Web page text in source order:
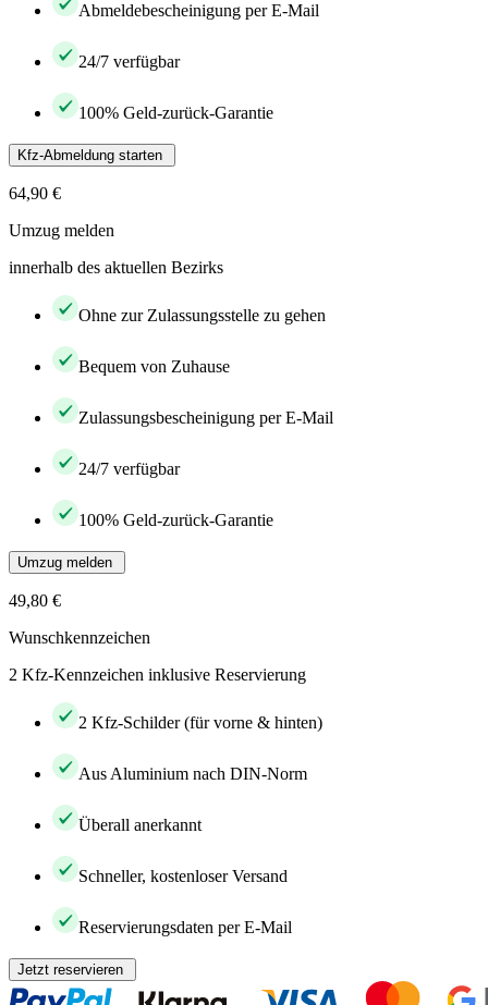
Abmeldebescheinigung per E-Mail
24/7 verfügbar
100% Geld-zurück-Garantie
Kfz-Abmeldung starten
64,90 €
Umzug melden
innerhalb des aktuellen Bezirks
Ohne zur Zulassungsstelle zu gehen
Bequem von Zuhause
Zulassungsbescheinigung per E-Mail
24/7 verfügbar
100% Geld-zurück-Garantie
Umzug melden
49,80 €
Wunschkennzeichen
2 Kfz-Kennzeichen inklusive Reservierung
2 Kfz-Schilder (für vorne & hinten)
Aus Aluminium nach DIN-Norm
Überall anerkannt
Schneller, kostenloser Versand
Reservierungsdaten per E-Mail
Jetzt reservieren